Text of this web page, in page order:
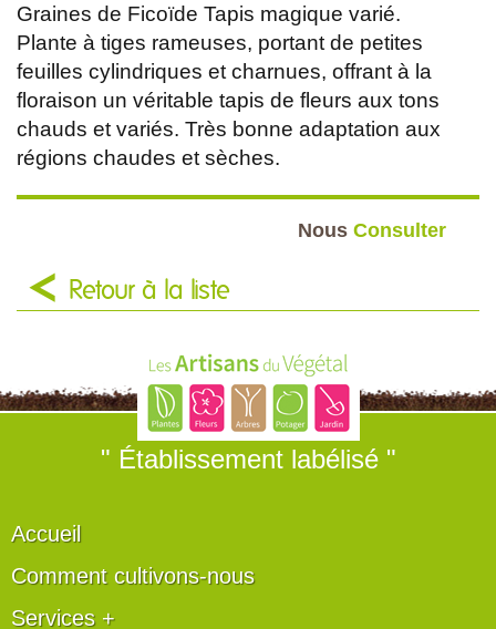
Graines de Ficoïde Tapis magique varié.
Plante à tiges rameuses, portant de petites
feuilles cylindriques et charnues, offrant à la
floraison un véritable tapis de fleurs aux tons
chauds et variés. Très bonne adaptation aux
régions chaudes et sèches.
Nous Consulter
Retour à la liste
" Établissement labélisé "
Accueil
Comment cultivons-nous
Services +